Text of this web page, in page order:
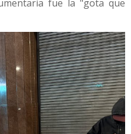
fue la "gota que